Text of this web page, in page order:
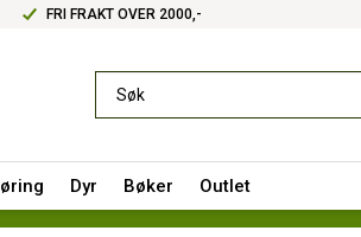
FRI FRAKT OVER 2000,-
Dyr Bøker Outlet